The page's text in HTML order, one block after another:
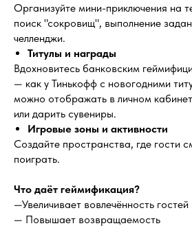
Организуйте мини-приключения на
поиск "сокровищ", выполнение
челленджи.
Титулы и награды
Вдохновитесь банковским
— как у Тинькофф с новогодними
можно отображать в личном
или дарить сувениры.
Игровые зоны и активности
Создайте пространства, где гости
поиграть.
Что даёт геймификация?
—Увеличивает вовлечённость гостей
— Повышает возвращаемость